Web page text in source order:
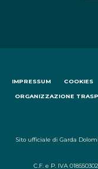
IMPRESSUM COOKIES
ORGANIZZAZIONE
Sito ufficiale di Garda
C.F. e P. IVA